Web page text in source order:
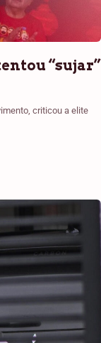
“sujar”
criticou a elite